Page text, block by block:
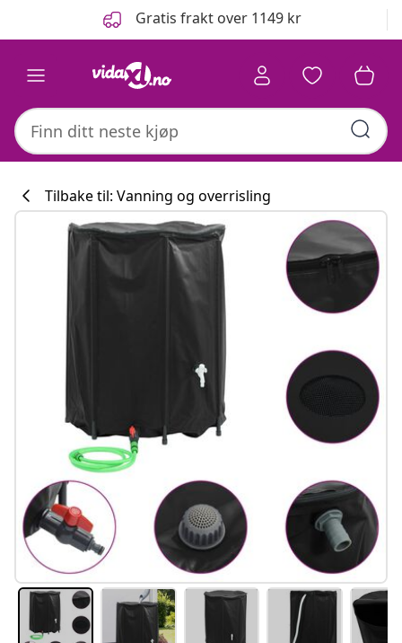
Gratis frakt over 1149 kr
Tilbake til: Vanning og overrisling